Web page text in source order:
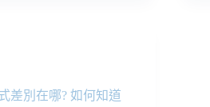
差別在哪? 如何知道